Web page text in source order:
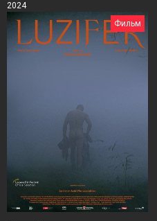
2024
Фильм